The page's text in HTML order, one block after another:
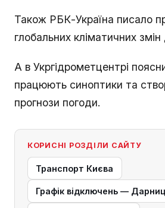
Також РБК-Україна писало
глобальних кліматичних змін
А в Укргідрометцентрі
працюють синоптики та
прогнози погоди.
КОРИСНІ РОЗДІЛИ САЙТУ
Транспорт Києва
Графік відключень —